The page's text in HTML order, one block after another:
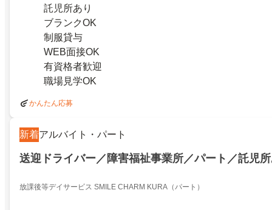
託児所あり
ブランクOK
制服貸与
WEB面接OK
有資格者歓迎
職場見学OK
かんたん応募
新着アルバイト・パート
送迎ドライバー／障害福祉事業所／パート／託児
放課後等デイサービス SMILE CHARM KURA（パート）